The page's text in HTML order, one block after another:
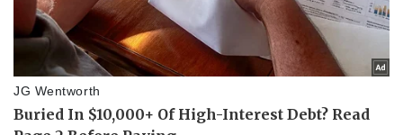
Pháp luật
Quân sự - Quốc phòng